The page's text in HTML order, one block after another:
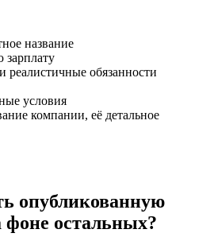
название
обязанности
условия
компании, её детальное
опубликованную
остальных?